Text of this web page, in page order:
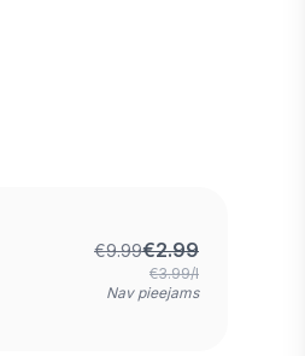
€9.99€2.99
€3.99/l
Nav pieejams